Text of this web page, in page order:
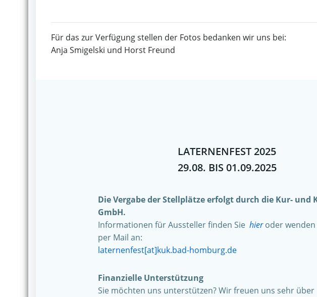
Für das zur Verfügung stellen der Fotos bedanken wir uns bei:
Anja Smigelski und Horst Freund
LATERNENFEST 2025
29.08. BIS 01.09.2025
Die Vergabe der Stellplätze erfolgt durch die Kur- und
GmbH.
Informationen für Aussteller finden Sie hieroder wenden
per Mail an:
laternenfest[at]kuk.bad-homburg.de
Finanzielle Unterstützung
Sie möchten uns unterstützen? Wir freuen uns sehr über